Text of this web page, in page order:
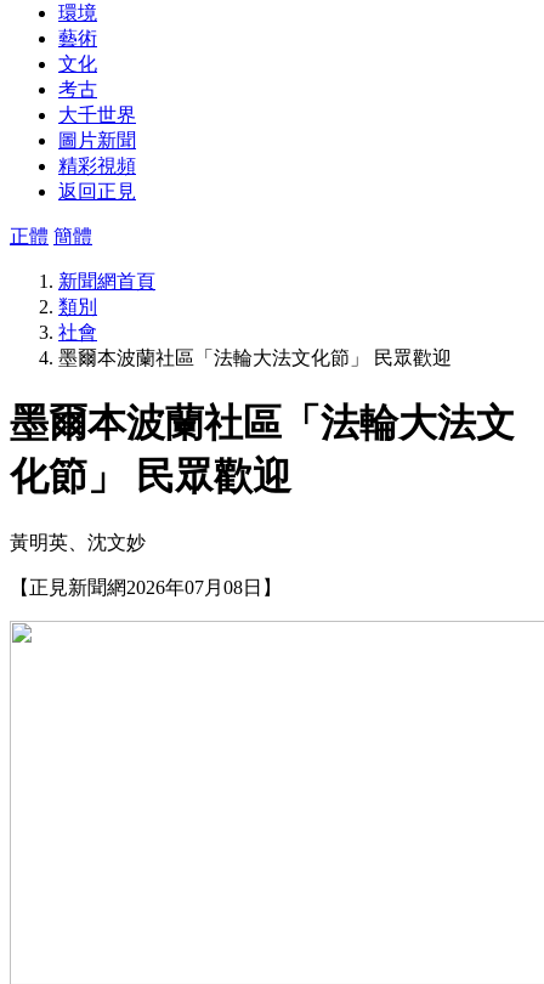
環境
藝術
文化
考古
大千世界
圖片新聞
精彩視頻
返回正見
正體 簡體
新聞網首頁
類別
社會
墨爾本波蘭社區「法輪大法文化節」 民眾歡迎
墨爾本波蘭社區「法輪大法文
化節」 民眾歡迎
黃明英、沈文妙
【正見新聞網2026年07月08日】